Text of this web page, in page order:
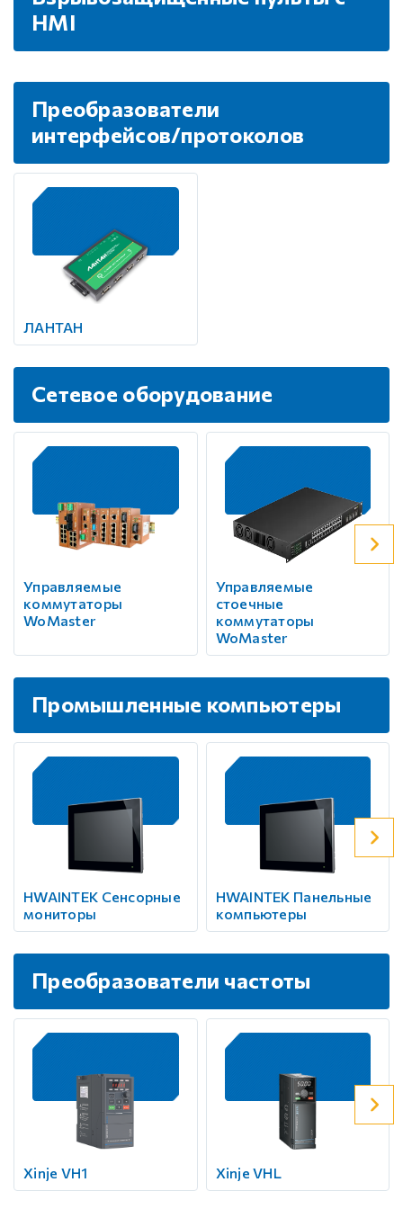
HMI
Преобразователи
интерфейсов/протоколов
ЛАНТАН
Сетевое оборудование
Управляемые
коммутаторы
WoMaster
Управляемые
стоечные
коммутаторы
WoMaster
Промышленные компьютеры
HWAINTEK Сенсорные
мониторы
HWAINTEK Панельные
компьютеры
Преобразователи частоты
Xinje VH1 Xinje VHL